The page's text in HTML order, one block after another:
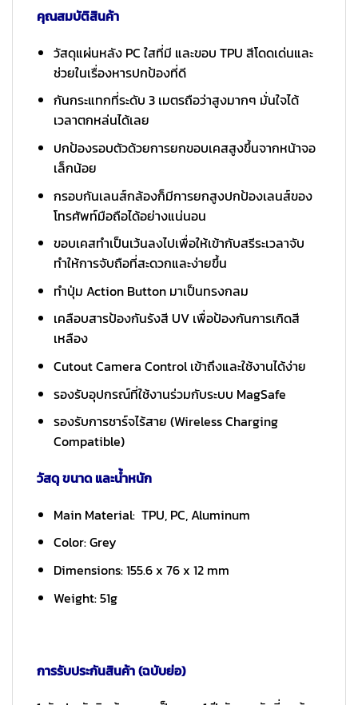
คุณสมบัติสินค้า
วัสดุแผ่นหลัง PC ใสที่มี และขอบ TPU สีโดดเด่นและ
ช่วยในเรื่องหารปกป้องที่ดี
กันกระแทกที่ระดับ 3 เมตรถือว่าสูงมากๆ มั่นใจได้
เวลาตกหล่นได้เลย
ปกป้องรอบตัวด้วยการยกขอบเคสสูงขึ้นจากหน้าจอ
เล็กน้อย
กรอบกันเลนส์กล้องก็มีการยกสูงปกป้องเลนส์ของ
โทรศัพท์มือถือได้อย่างแน่นอน
ขอบเคสทำเป็นเว้นลงไปเพื่อให้เข้ากับสรีระเวลาจับ
ทำให้การจับถือที่สะดวกและง่ายขึ้น
ทำปุ่ม Action Button มาเป็นทรงกลม
เคลือบสารป้องกันรังสี UV เพื่อป้องกันการเกิดสี
เหลือง
Cutout Camera Control เข้าถึงและใช้งานได้ง่าย
รองรับอุปกรณ์ที่ใช้งานร่วมกับระบบ MagSafe
รองรับการชาร์จไร้สาย (Wireless Charging
Compatible)
วัสดุ ขนาด และน้ำหนัก
Main Material: TPU, PC, Aluminum
Color: Grey
Dimensions: 155.6 x 76 x 12 mm
Weight: 51g
การรับประกันสินค้า (ฉบับย่อ)